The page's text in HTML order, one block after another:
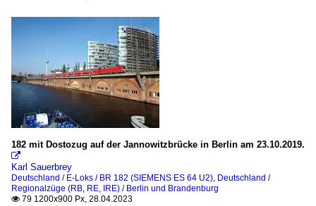
182 mit Dostozug auf der Jannowitzbrücke in Berlin am 23.10.2019.

Karl Sauerbrey
Deutschland / E-Loks / BR 182 (SIEMENS ES 64 U2), Deutschland /
Regionalzüge (RB, RE, IRE) / Berlin und Brandenburg
 79 1200x900 Px, 28.04.2023